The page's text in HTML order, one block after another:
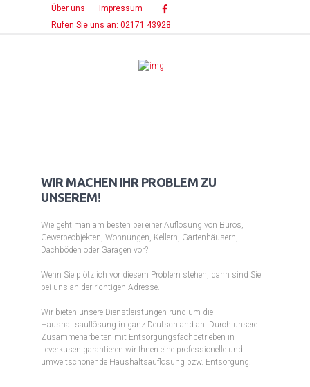
Über uns
Impressum
Rufen Sie uns an: 02171 43928
WIR MACHEN IHR PROBLEM ZU
UNSEREM!
Wie geht man am besten bei einer Auflösung von Büros,
Gewerbeobjekten, Wohnungen, Kellern, Gartenhäusern,
Dachböden oder Garagen vor?
Wenn Sie plötzlich vor diesem Problem stehen, dann sind Sie
bei uns an der richtigen Adresse.
Wir bieten unsere Dienstleistungen rund um die
Haushaltsauflösung in ganz Deutschland an. Durch unsere
Zusammenarbeiten mit Entsorgungsfachbetrieben in
Leverkusen garantieren wir Ihnen eine professionelle und
umweltschonende Haushaltsauflösung bzw. Entsorgung.